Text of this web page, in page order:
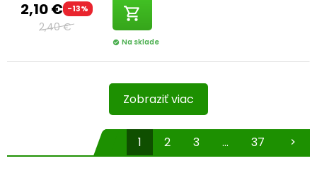
2,10 € -13%
2,40 €
shopping_cart
check_circle Na sklade
Zobraziť viac
1 2 3 ... 37 chevron_right